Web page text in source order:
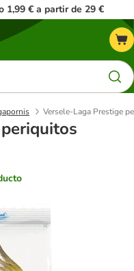
1,99 € a partir de 29 €
Versele-Laga Prestige